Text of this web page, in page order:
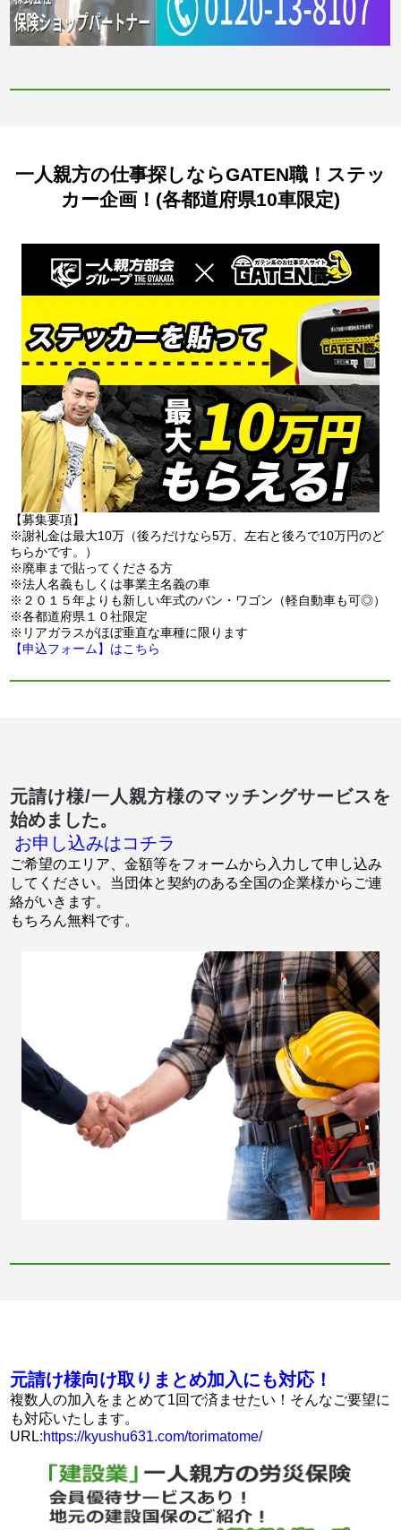
一人親方の仕事探しならGATEN職！ステッ
カー企画！(各都道府県10車限定)
【募集要項】
※謝礼金は最大10万（後ろだけなら5万、左右と後ろで10万円のど
ちらかです。）
※廃車まで貼ってくださる方
※法人名義もしくは事業主名義の車
※２０１５年よりも新しい年式のバン・ワゴン（軽自動車も可◎）
※各都道府県１０社限定
※リアガラスがほぼ垂直な車種に限ります
【申込フォーム】はこちら
元請け様/一人親方様のマッチングサービスを
始めました。
お申し込みはコチラ
ご希望のエリア、金額等をフォームから入力して申し込み
してください。当団体と契約のある全国の企業様からご連
絡がいきます。
もちろん無料です。
元請け様向け取りまとめ加入にも対応！
複数人の加入をまとめて1回で済ませたい！そんなご要望に
も対応いたします。
URL:https://kyushu631.com/torimatome/